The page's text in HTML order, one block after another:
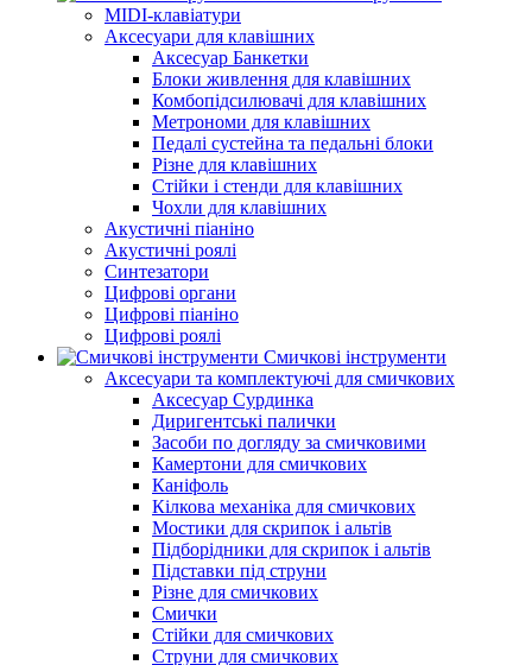
MIDI-клавіатури
Аксесуари для клавішних
Аксесуар Банкетки
Блоки живлення для клавішних
Комбопідсилювачі для клавішних
Метрономи для клавішних
Педалі сустейна та педальні блоки
Різне для клавішних
Стійки і стенди для клавішних
Чохли для клавішних
Акустичні піаніно
Акустичні роялі
Синтезатори
Цифрові органи
Цифрові піаніно
Цифрові роялі
Смичкові інструменти
Аксесуари та комплектуючі для смичкових
Аксесуар Сурдинка
Диригентські палички
Засоби по догляду за смичковими
Камертони для смичкових
Каніфоль
Кілкова механіка для смичкових
Мостики для скрипок і альтів
Підборiдники для скрипок і альтів
Підставки під струни
Різне для смичкових
Смички
Стійки для смичкових
Струни для смичкових